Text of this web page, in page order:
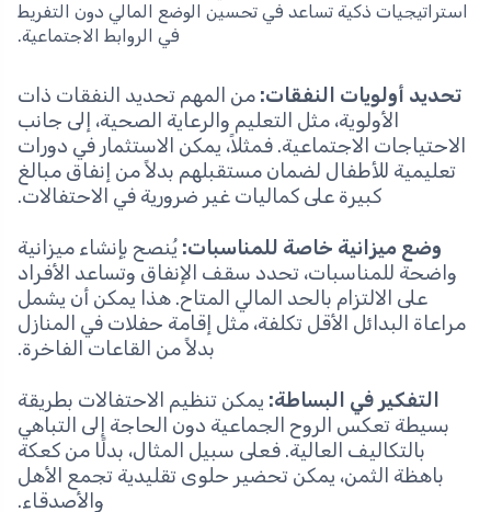
استراتيجيات ذكية تساعد في تحسين الوضع المالي دون التفريط
في الروابط الاجتماعية.
تحديد أولويات النفقات: من المهم تحديد النفقات ذات
الأولوية، مثل التعليم والرعاية الصحية، إلى جانب
الاحتياجات الاجتماعية. فمثلاً، يمكن الاستثمار في دورات
تعليمية للأطفال لضمان مستقبلهم بدلاً من إنفاق مبالغ
كبيرة على كماليات غير ضرورية في الاحتفالات.
وضع ميزانية خاصة للمناسبات: يُنصح بإنشاء ميزانية
واضحة للمناسبات، تحدد سقف الإنفاق وتساعد الأفراد
على الالتزام بالحد المالي المتاح. هذا يمكن أن يشمل
مراعاة البدائل الأقل تكلفة، مثل إقامة حفلات في المنازل
بدلاً من القاعات الفاخرة.
التفكير في البساطة: يمكن تنظيم الاحتفالات بطريقة
بسيطة تعكس الروح الجماعية دون الحاجة إلى التباهي
بالتكاليف العالية. فعلى سبيل المثال، بدلًا من كعكة
باهظة الثمن، يمكن تحضير حلوى تقليدية تجمع الأهل
والأصدقاء.